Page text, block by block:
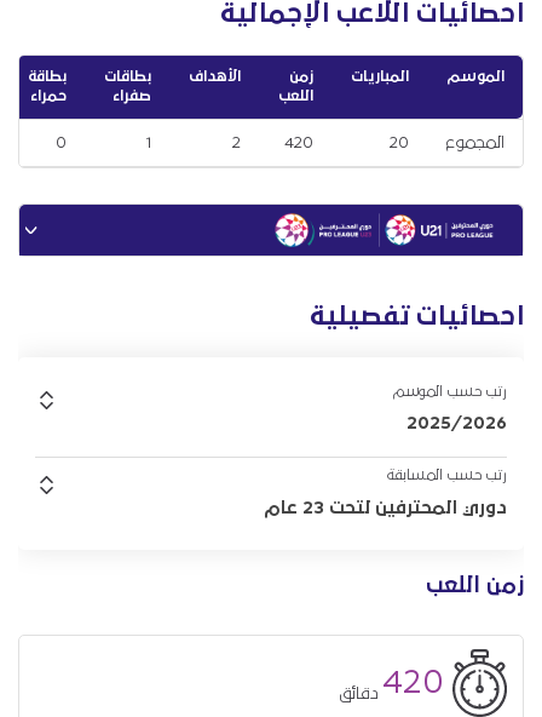
زمن اللعب
420 دقائق
احصائيات اللاعب الإجمالية
الموسم المباريات
زمن
اللعب
الأهداف
بطاقات
صفراء
بطاقة
حمراء
المجموع 20
420
2
1
0
احصائيات تفصيلية
رتب حسب الموسم
2025/2026
رتب حسب المسابقة
دوري المحترفين لتحت 23 عام